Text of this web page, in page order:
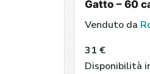
Gatto – 60
Venduto da
31 €
Disponibilità